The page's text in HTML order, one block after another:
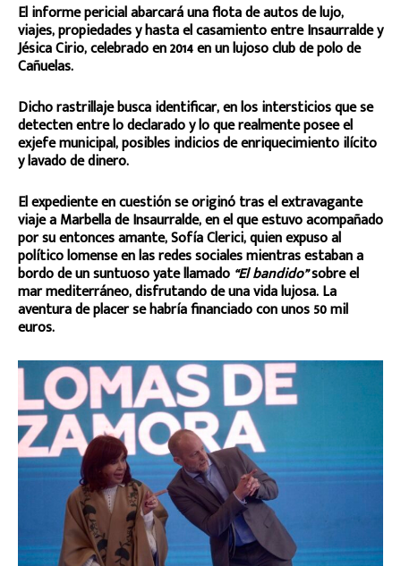
El informe pericial abarcará una flota de autos de lujo,
viajes, propiedades y hasta el casamiento entre Insaurralde y
Jésica Cirio, celebrado en 2014 en un lujoso club de polo de
Cañuelas.
Dicho rastrillaje busca identificar, en los intersticios que se
detecten entre lo declarado y lo que realmente posee el
exjefe municipal, posibles indicios de enriquecimiento ilícito
y lavado de dinero.
El expediente en cuestión se originó tras el extravagante
viaje a Marbella de Insaurralde, en el que estuvo acompañado
por su entonces amante, Sofía Clerici, quien expuso al
político lomense en las redes sociales mientras estaban a
bordo de un suntuoso yate llamado “El bandido”sobre el
mar mediterráneo, disfrutando de una vida lujosa. La
aventura de placer se habría financiado con unos 50 mil
euros.